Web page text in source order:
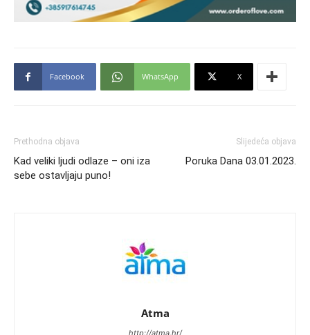
Facebook WhatsApp X
Prethodna objava
Kad veliki ljudi odlaze – oni iza
sebe ostavljaju puno!
Slijedeća objava
Poruka Dana 03.01.2023.
Atma